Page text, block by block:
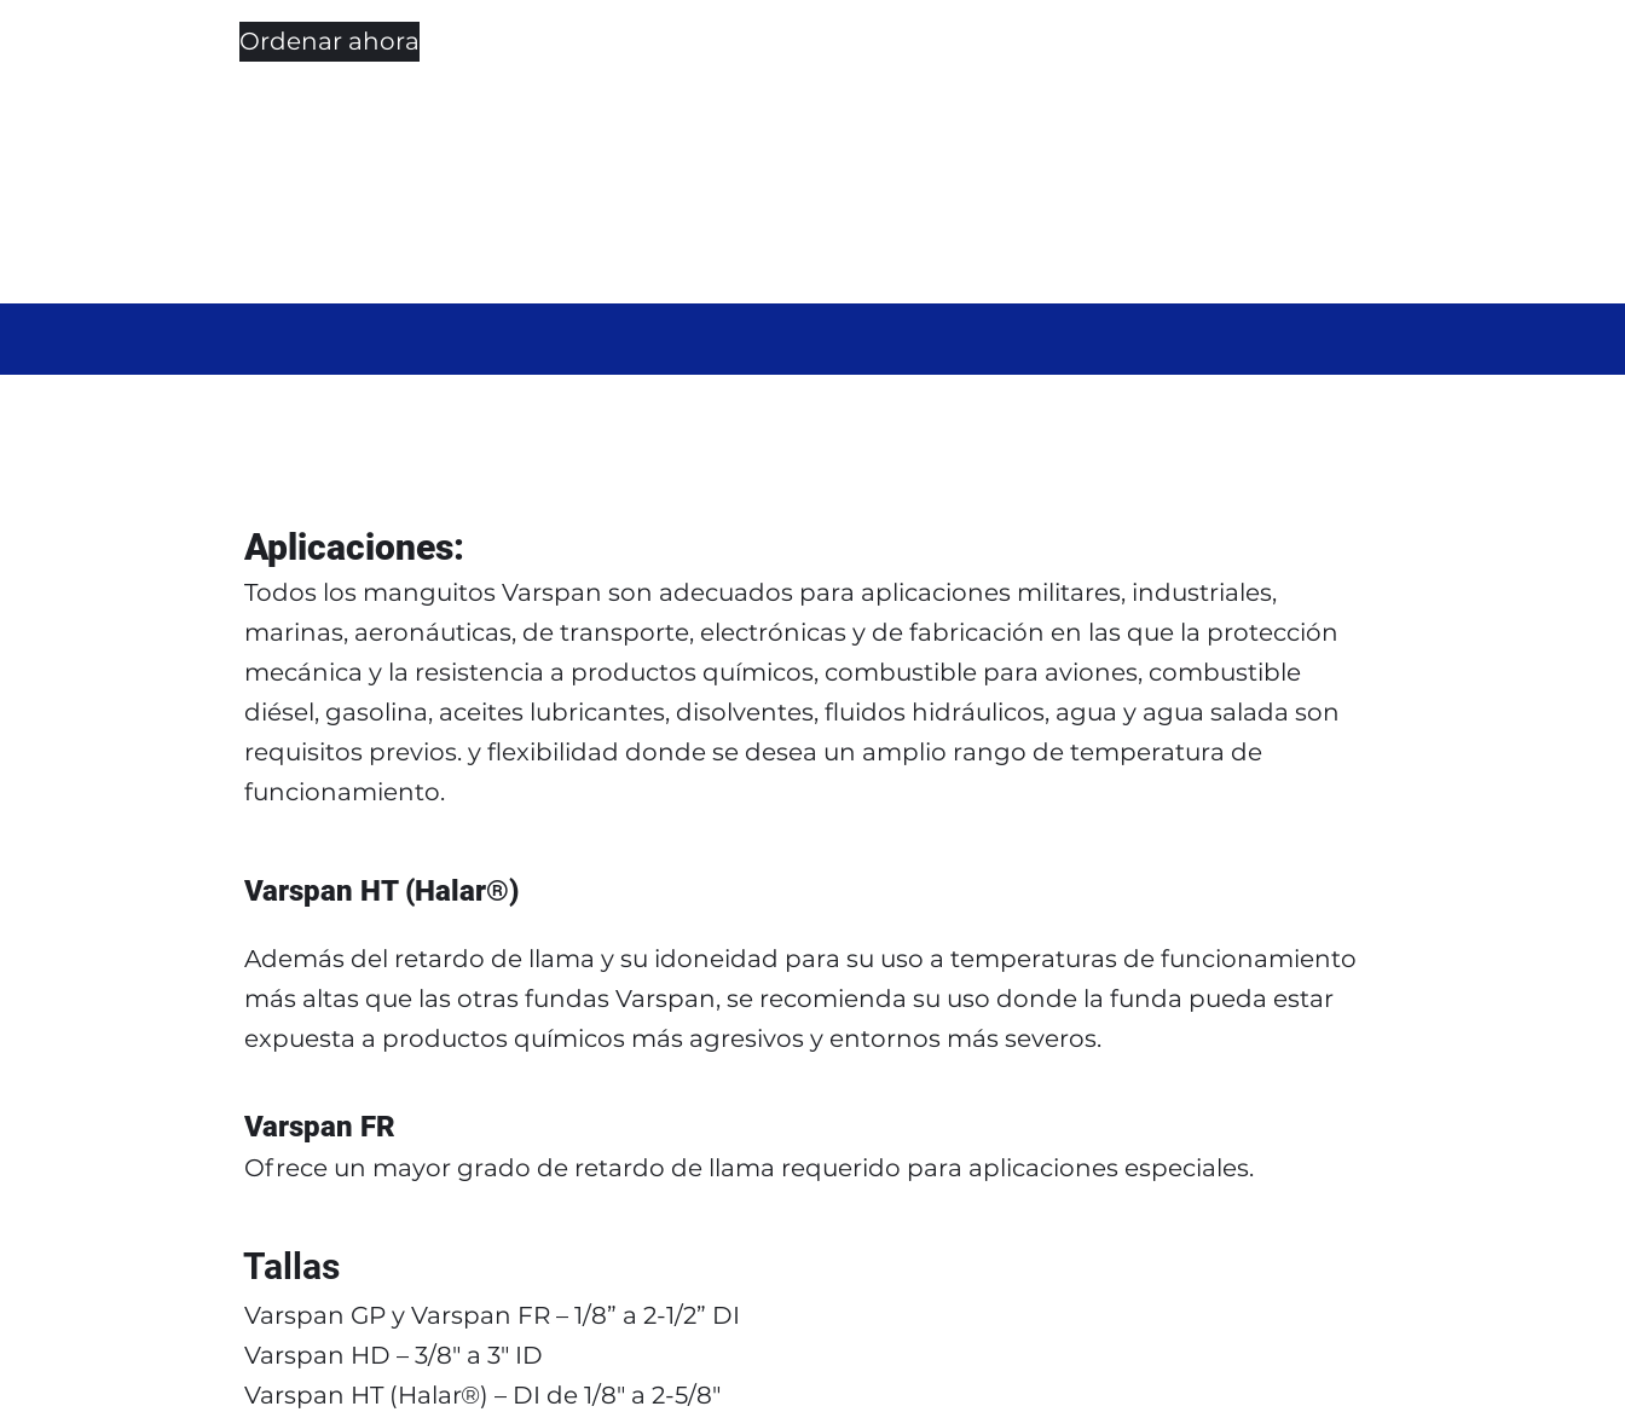
Ordenar ahora
Aplicaciones:
Todos los manguitos Varspan son adecuados para aplicaciones militares, industriales,
marinas, aeronáuticas, de transporte, electrónicas y de fabricación en las que la protección
mecánica y la resistencia a productos químicos, combustible para aviones, combustible
diésel, gasolina, aceites lubricantes, disolventes, fluidos hidráulicos, agua y agua salada son
requisitos previos. y flexibilidad donde se desea un amplio rango de temperatura de
funcionamiento.
Varspan HT (Halar®)
Además del retardo de llama y su idoneidad para su uso a temperaturas de funcionamiento
más altas que las otras fundas Varspan, se recomienda su uso donde la funda pueda estar
expuesta a productos químicos más agresivos y entornos más severos.
Varspan FR
Ofrece un mayor grado de retardo de llama requerido para aplicaciones especiales.
Tallas
Varspan GP y Varspan FR – 1/8” a 2-1/2” DI
Varspan HD – 3/8″ a 3″ ID
Varspan HT (Halar®) – DI de 1/8″ a 2-5/8″